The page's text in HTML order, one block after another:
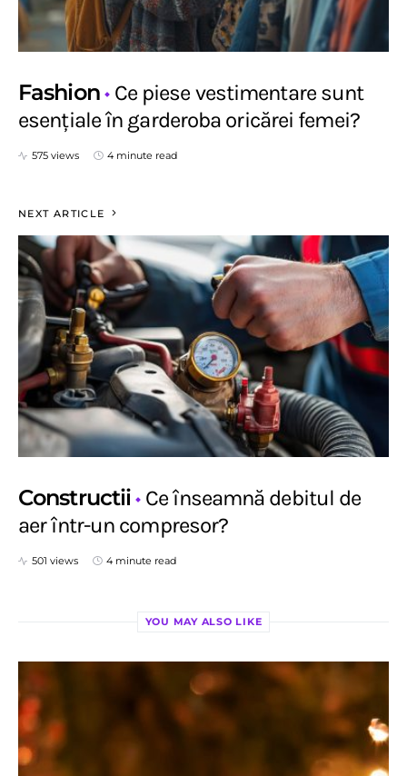
Fashion
Ce piese vestimentare sunt
esențiale în garderoba oricărei femei?
575 views 4 minute read
NEXT ARTICLE
Constructii
Ce înseamnă debitul de
aer într-un compresor?
501 views 4 minute read
YOU MAY ALSO LIKE